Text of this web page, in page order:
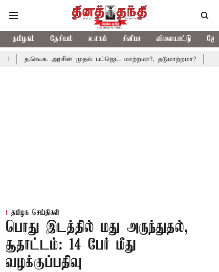
தமிழகம் தேசியம் உலகம் சினிமா விளையாட்டு
அரசின் முதல் பட்ஜெட்: மாற்றமா?, தடுமாற்றமா? சட்டசபையில்
தமிழக செய்திகள்
பொது இடத்தில் மது அருந்துதல்,
சூதாட்டம்: 14 பேர் மீது
வழக்குப்பதிவு